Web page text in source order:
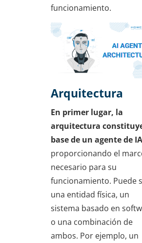
funcionamiento.
Arquitectura
En primer lugar, la
arquitectura
base de un agente de IA
proporcionando el
necesario para su
funcionamiento. Puede
una entidad física, un
sistema basado en
o una combinación de
ambos. Por ejemplo, un